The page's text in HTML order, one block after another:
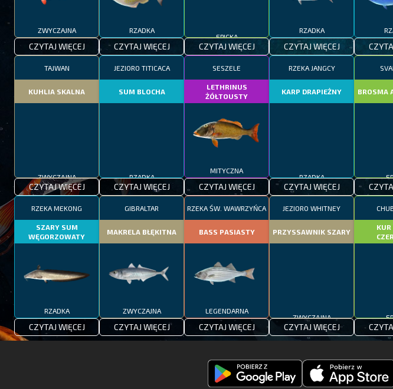
ZWYCZAJNA
CZYTAJ WIĘCEJ
RZADKA
CZYTAJ WIĘCEJ CZYTAJ WIĘCEJ
RZADKA
CZYTAJ WIĘCEJ
TAJWAN
KUHLIA SKALNA
CZYTAJ WIĘCEJ
JEZIORO TITICACA
SUM BLOCHA
CZYTAJ WIĘCEJ
SESZELE
LETHRINUS
ŻÓŁTOUSTY
MITYCZNA
CZYTAJ WIĘCEJ
RZEKA JANGCY
KARP DRAPIEŻNY
CZYTAJ WIĘCEJ
BROSMA
RZEKA MEKONG
SZARY SUM
WĘGORZOWATY
RZADKA
CZYTAJ WIĘCEJ
GIBRALTAR
MAKRELA BŁĘKITNA
ZWYCZAJNA
CZYTAJ WIĘCEJ
RZEKA ŚW. WAWRZYŃCA
BASS PASIASTY
LEGENDARNA
CZYTAJ WIĘCEJ
JEZIORO WHITNEY
PRZYSSAWNIK SZARY
CZYTAJ WIĘCEJ
KUR